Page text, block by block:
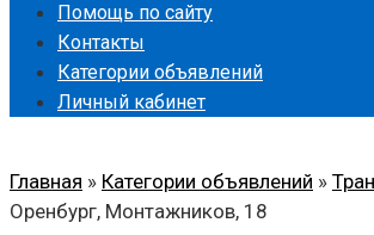
Помощь по сайту
Контакты
Категории объявлений
Личный кабинет
Главная » Категории объявлений »
Оренбург, Монтажников, 18